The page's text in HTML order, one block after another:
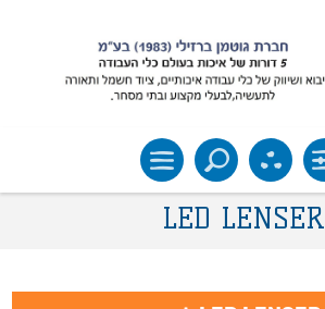
LED LENSER